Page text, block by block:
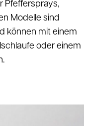
Pfeffersprays,
Modelle sind
können mit einem
oder einem